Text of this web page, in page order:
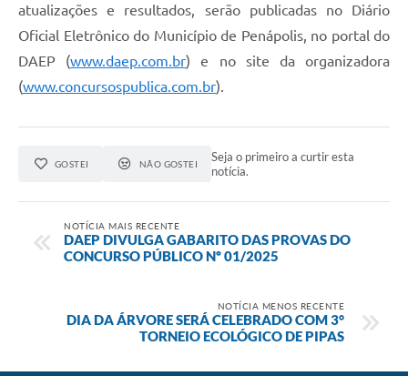
atualizações e resultados, serão publicadas no Diário
Oficial Eletrônico do Município de Penápolis, no portal do
DAEP (www.daep.com.br) e no site da organizadora
(www.concursospublica.com.br).
GOSTEI NÃO GOSTEI
Seja o primeiro a curtir esta
notícia.
NOTÍCIA MAIS RECENTE
DAEP DIVULGA GABARITO DAS PROVAS DO
CONCURSO PÚBLICO Nº 01/2025
NOTÍCIA MENOS RECENTE
DIA DA ÁRVORE SERÁ CELEBRADO COM 3°
TORNEIO ECOLÓGICO DE PIPAS